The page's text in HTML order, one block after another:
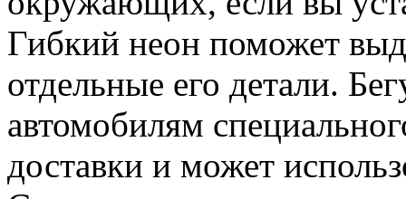
Гибкий неон поможет
отдельные его детали.
автомобилям
доставки и может